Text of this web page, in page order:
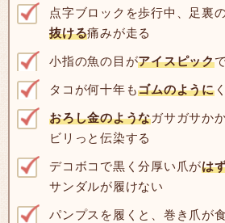
点字ブロックを歩行中、足裏
抜ける痛みが走る
小指の魚の目がアイスピック
タコが何十年もゴムのように
おろし金のようなガサガサか
ビリっと伝染する
デコボコで黒く分厚い爪がは
サンダルが履けない
パンプスを履くと、巻き爪が